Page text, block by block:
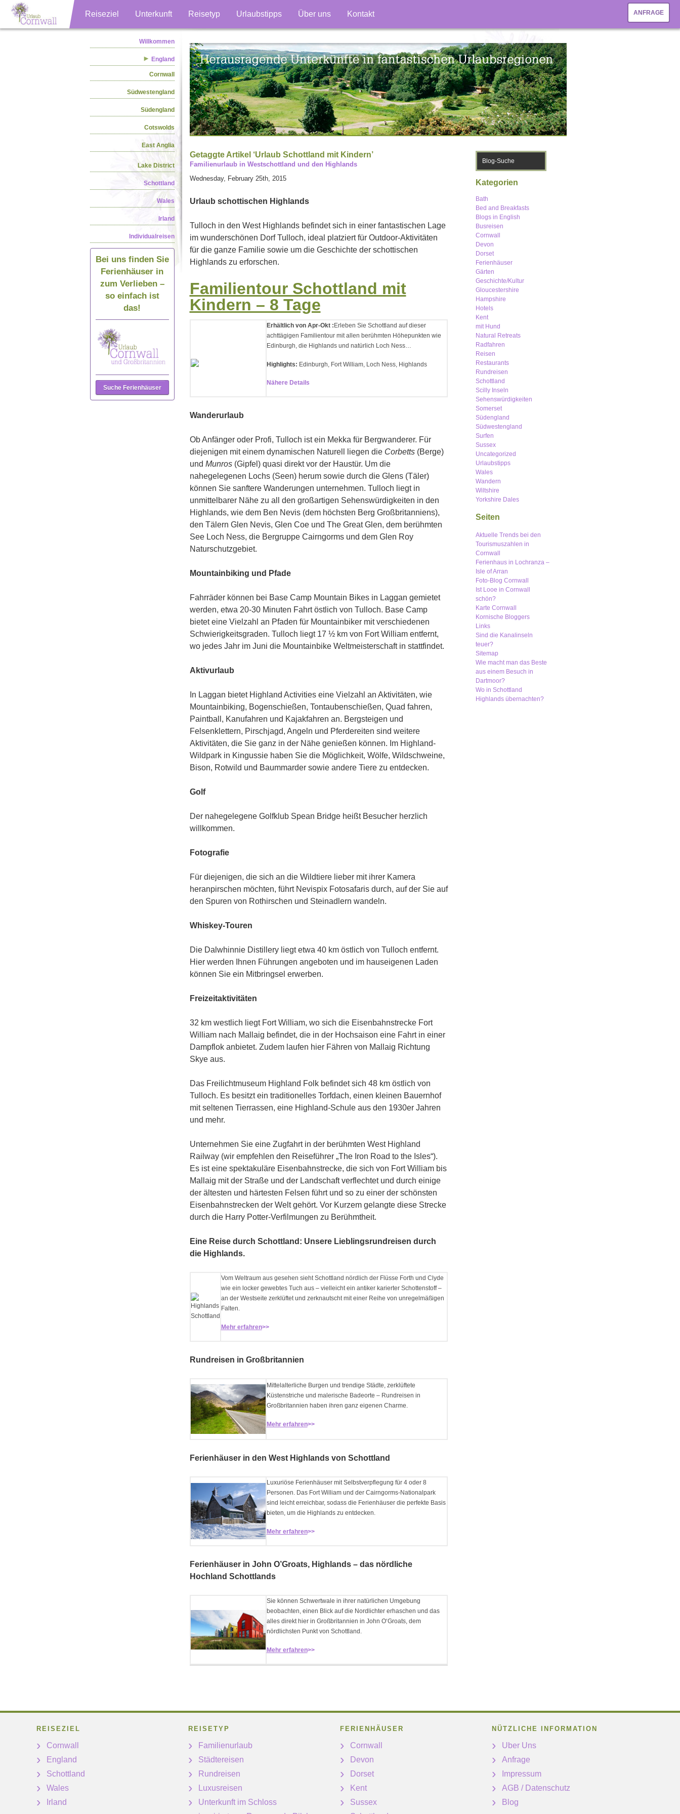
ANFRAGE
Reiseziel Unterkunft Reisetyp Urlaubstipps Über uns Kontakt
Willkommen
England
Cornwall
Südwestengland
Südengland
Cotswolds
East Anglia
Lake District
Schottland
Wales
Irland
Individualreisen
Bei uns finden Sie
Ferienhäuser in
zum Verlieben –
so einfach ist
das!
Suche Ferienhäuser
Getaggte Artikel ‘Urlaub Schottland mit Kindern’
Familienurlaub in Westschottland und den Highlands
Wednesday, February 25th, 2015
Urlaub schottischen Highlands
Tulloch in den West Highlands befindet sich in einer fantastischen Lage
im wunderschönen Dorf Tulloch, ideal platziert für Outdoor-Aktivitäten
für die ganze Familie sowie um die Geschichte der schottischen
Highlands zu erforschen.
Familientour Schottland mit
Kindern – 8 Tage
Erhältlich von Apr-Okt : Erleben Sie Schottland auf dieser
achttägigen Familientour mit allen berühmten Höhepunkten wie
Edinburgh, die Highlands und natürlich Loch Ness…
Highlights: Edinburgh, Fort William, Loch Ness, Highlands
Nähere Details
Wanderurlaub
Ob Anfänger oder Profi, Tulloch ist ein Mekka für Bergwanderer. Für
diejenigen mit einem dynamischen Naturell liegen die Corbetts(Berge)
und Munros(Gipfel) quasi direkt vor der Haustür. Um die
nahegelegenen Lochs (Seen) herum sowie durch die Glens (Täler)
können Sie sanftere Wanderungen unternehmen. Tulloch liegt in
unmittelbarer Nähe zu all den großartigen Sehenswürdigkeiten in den
Highlands, wie dem Ben Nevis (dem höchsten Berg Großbritanniens),
den Tälern Glen Nevis, Glen Coe und The Great Glen, dem berühmten
See Loch Ness, die Bergruppe Cairngorms und dem Glen Roy
Naturschutzgebiet.
Mountainbiking und Pfade
Fahrräder können bei Base Camp Mountain Bikes in Laggan gemietet
werden, etwa 20-30 Minuten Fahrt östlich von Tulloch. Base Camp
bietet eine Vielzahl an Pfaden für Mountainbiker mit verschiedenen
Schwierigkeitsgraden. Tulloch liegt 17 ½ km von Fort William entfernt,
wo jedes Jahr im Juni die Mountainbike Weltmeisterschaft in stattfindet.
Aktivurlaub
In Laggan bietet Highland Activities eine Vielzahl an Aktivitäten, wie
Mountainbiking, Bogenschießen, Tontaubenschießen, Quad fahren,
Paintball, Kanufahren und Kajakfahren an. Bergsteigen und
Felsenklettern, Pirschjagd, Angeln und Pferdereiten sind weitere
Aktivitäten, die Sie ganz in der Nähe genießen können. Im Highland-
Wildpark in Kingussie haben Sie die Möglichkeit, Wölfe, Wildschweine,
Bison, Rotwild und Baummarder sowie andere Tiere zu entdecken.
Golf
Der nahegelegene Golfklub Spean Bridge heißt Besucher herzlich
willkommen.
Fotografie
Für diejenigen, die sich an die Wildtiere lieber mit ihrer Kamera
heranpirschen möchten, führt Nevispix Fotosafaris durch, auf der Sie auf
den Spuren von Rothirschen und Steinadlern wandeln.
Whiskey-Touren
Die Dalwhinnie Distillery liegt etwa 40 km östlich von Tulloch entfernt.
Hier werden Ihnen Führungen angeboten und im hauseigenen Laden
können Sie ein Mitbringsel erwerben.
Freizeitaktivitäten
32 km westlich liegt Fort William, wo sich die Eisenbahnstrecke Fort
William nach Mallaig befindet, die in der Hochsaison eine Fahrt in einer
Dampflok anbietet. Zudem laufen hier Fähren von Mallaig Richtung
Skye aus.
Das Freilichtmuseum Highland Folk befindet sich 48 km östlich von
Tulloch. Es besitzt ein traditionelles Torfdach, einen kleinen Bauernhof
mit seltenen Tierrassen, eine Highland-Schule aus den 1930er Jahren
und mehr.
Unternehmen Sie eine Zugfahrt in der berühmten West Highland
Railway (wir empfehlen den Reiseführer „The Iron Road to the Isles“).
Es ist eine spektakuläre Eisenbahnstrecke, die sich von Fort William bis
Mallaig mit der Straße und der Landschaft verflechtet und durch einige
der ältesten und härtesten Felsen führt und so zu einer der schönsten
Eisenbahnstrecken der Welt gehört. Vor Kurzem gelangte diese Strecke
durch die Harry Potter-Verfilmungen zu Berühmtheit.
Eine Reise durch Schottland: Unsere Lieblingsrundreisen durch
die Highlands.
Vom Weltraum aus gesehen sieht Schottland nördlich der Flüsse Forth und Clyde
wie ein locker gewebtes Tuch aus – vielleicht ein antiker karierter Schottenstoff –
an der Westseite zerklüftet und zerknautscht mit einer Reihe von unregelmäßigen
Falten.
Mehr erfahren>>
Rundreisen in Großbritannien
Mittelalterliche Burgen und trendige Städte, zerklüftete
Küstenstriche und malerische Badeorte – Rundreisen in
Großbritannien haben ihren ganz eigenen Charme.
Mehr erfahren>>
Ferienhäuser in den West Highlands von Schottland
Luxuriöse Ferienhäuser mit Selbstverpflegung für 4 oder 8
Personen. Das Fort William und der Cairngorms-Nationalpark
sind leicht erreichbar, sodass die Ferienhäuser die perfekte Basis
bieten, um die Highlands zu entdecken.
Mehr erfahren>>
Ferienhäuser in John O’Groats, Highlands – das nördliche
Hochland Schottlands
Sie können Schwertwale in ihrer natürlichen Umgebung
beobachten, einen Blick auf die Nordlichter erhaschen und das
alles direkt hier in Großbritannien in John O‘Groats, dem
nördlichsten Punkt von Schottland.
Mehr erfahren>>
Kategorien
Bath
Bed and Breakfasts
Blogs in English
Busreisen
Cornwall
Devon
Dorset
Ferienhäuser
Gärten
Geschichte/Kultur
Gloucestershire
Hampshire
Hotels
Kent
mit Hund
Natural Retreats
Radfahren
Reisen
Restaurants
Rundreisen
Schottland
Scilly Inseln
Sehenswürdigkeiten
Somerset
Südengland
Südwestengland
Surfen
Sussex
Uncategorized
Urlaubstipps
Wales
Wandern
Wiltshire
Yorkshire Dales
Seiten
Aktuelle Trends bei den
Tourismuszahlen in
Cornwall
Ferienhaus in Lochranza –
Isle of Arran
Foto-Blog Cornwall
Ist Looe in Cornwall
schön?
Karte Cornwall
Kornische Bloggers
Links
Sind die Kanalinseln
teuer?
Sitemap
Wie macht man das Beste
aus einem Besuch in
Dartmoor?
Wo in Schottland
Highlands übernachten?
REISEZIEL
Cornwall
England
Schottland
Wales
Irland
REISETYP
Familienurlaub
Städtereisen
Rundreisen
Luxusreisen
Unterkunft im Schloss
FERIENHÄUSER
Cornwall
Devon
Dorset
Kent
Sussex
NÜTZLICHE INFORMATION
Uber Uns
Anfrage
Impressum
AGB / Datenschutz
Blog